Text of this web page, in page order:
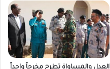
العدل والمساواة تطرح مخرجاً واحداً